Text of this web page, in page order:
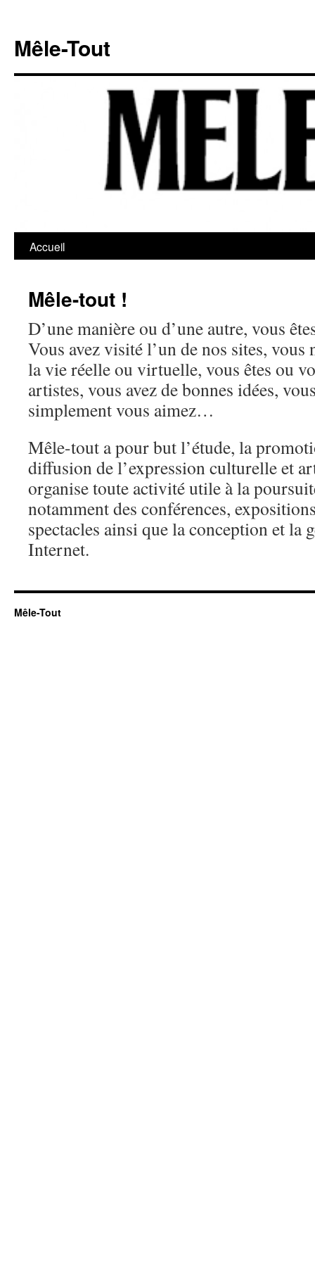
Mêle-Tout
Aller
contenu
Accueil
Mêle-tout !
D’une manière ou d’une autre, vous
Vous avez visité l’un de nos sites, vous
la vie réelle ou virtuelle, vous êtes ou
artistes, vous avez de bonnes idées,
simplement vous aimez…
Mêle-tout a pour but l’étude, la
diffusion de l’expression culturelle et
organise toute activité utile à la
notamment des conférences,
spectacles ainsi que la conception et la
Internet.
Mêle-Tout